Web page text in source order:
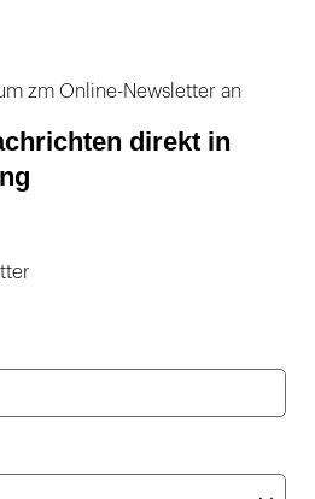
zm Online-Newsletter an
direkt in